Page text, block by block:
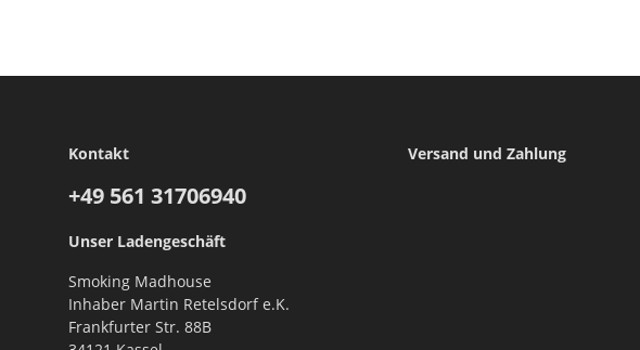
Kontakt
+49 561 31706940
Unser Ladengeschäft
Smoking Madhouse
Inhaber Martin Retelsdorf e.K.
Frankfurter Str. 88B
Versand und Zahlung